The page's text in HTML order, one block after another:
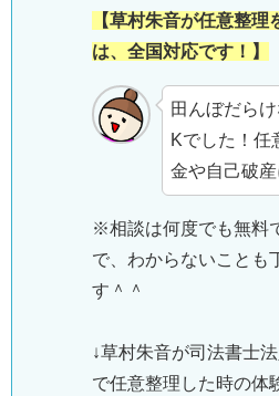
【草村朱音が任意整
は、全国対応です！】
田んぼだら
Kでした！任
金や自己破産
※相談は何度でも無料
で、わからないことも
す＾＾
↓草村朱音が司法書士
で任意整理した時の体